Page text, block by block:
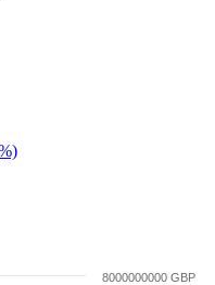
8000000000 GBP